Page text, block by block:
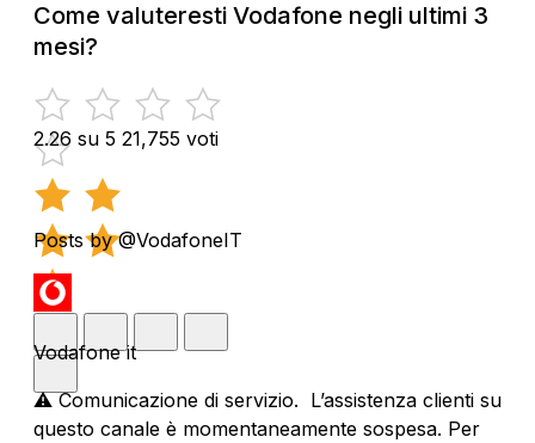
Come valuteresti Vodafone negli ultimi 3
mesi?
2.26 su 5 21,755 voti
Posts by @VodafoneIT
Vodafone it
⚠️ Comunicazione di servizio. L’assistenza clienti su
questo canale è momentaneamente sospesa. Per